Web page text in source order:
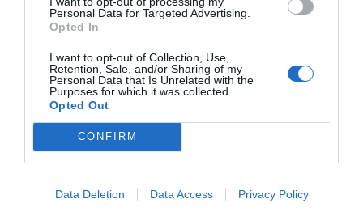
Personal Data for Targeted Advertising.
Opted In
I want to opt-out of Collection, Use,
Retention, Sale, and/or Sharing of my
Personal Data that Is Unrelated with the
Purposes for which it was collected.
Opted Out
CONFIRM
Data Deletion Data Access Privacy Policy
LOS MÁS LEÍDOS